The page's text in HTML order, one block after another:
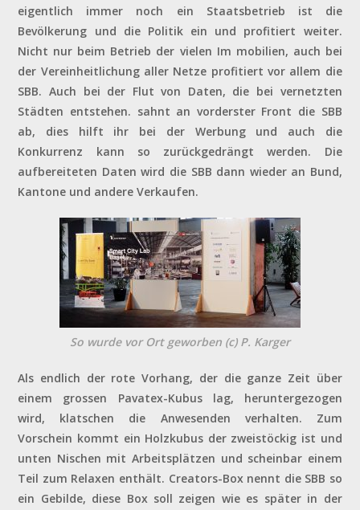
eigentlich immer noch ein Staatsbetrieb ist die
Bevölkerung und die Politik ein und profitiert weiter.
Nicht nur beim Betrieb der vielen Im mobilien, auch bei
der Vereinheitlichung aller Netze profitiert vor allem die
SBB. Auch bei der Flut von Daten, die bei vernetzten
Städten entstehen. sahnt an vorderster Front die SBB
ab, dies hilft ihr bei der Werbung und auch die
Konkurrenz kann so zurückgedrängt werden. Die
aufbereiteten Daten wird die SBB dann wieder an Bund,
Kantone und andere Verkaufen.
So wurde vor Ort geworben (c) P. Karger
Als endlich der rote Vorhang, der die ganze Zeit über
einem grossen Pavatex-Kubus lag, heruntergezogen
wird, klatschen die Anwesenden verhalten. Zum
Vorschein kommt ein Holzkubus der zweistöckig ist und
unten Nischen mit Arbeitsplätzen und scheinbar einem
Teil zum Relaxen enthält. Creators-Box nennt die SBB so
ein Gebilde, diese Box soll zeigen wie es später in der